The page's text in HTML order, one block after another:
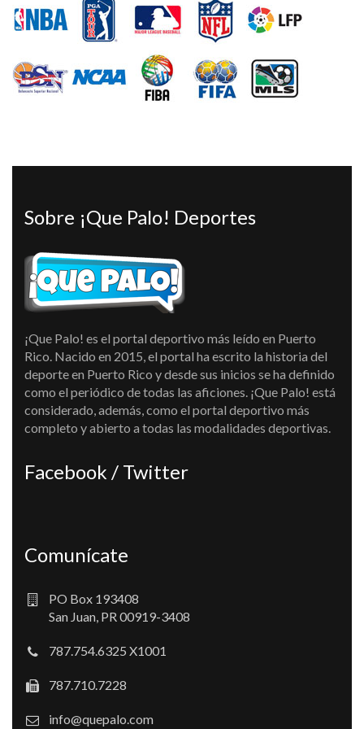
Sobre ¡Que Palo! Deportes
¡Que Palo! es el portal deportivo más leído en Puerto
Rico. Nacido en 2015, el portal ha escrito la historia del
deporte en Puerto Rico y desde sus inicios se ha definido
como el periódico de todas las aficiones. ¡Que Palo! está
considerado, además, como el portal deportivo más
completo y abierto a todas las modalidades deportivas.
Facebook / Twitter
Comunícate
PO Box 193408
San Juan, PR 00919-3408
787.754.6325 X1001
787.710.7228
info@quepalo.com